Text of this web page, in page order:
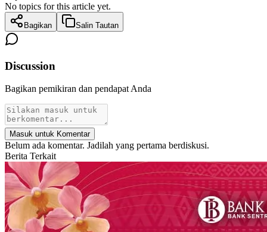
No topics for this article yet.
Bagikan Salin Tautan
Discussion
Bagikan pemikiran dan pendapat Anda
Masuk untuk Komentar
Belum ada komentar. Jadilah yang pertama berdiskusi.
Berita Terkait